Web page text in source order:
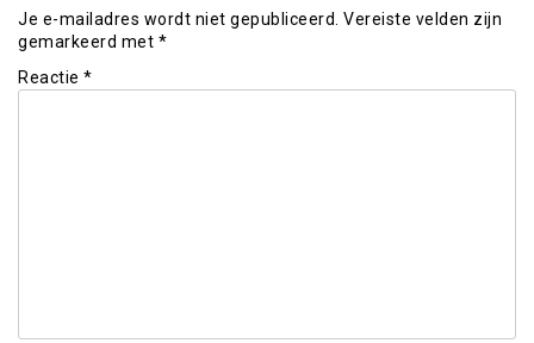
Je e-mailadres wordt niet gepubliceerd. Vereiste velden zijn
gemarkeerd met *
Reactie *